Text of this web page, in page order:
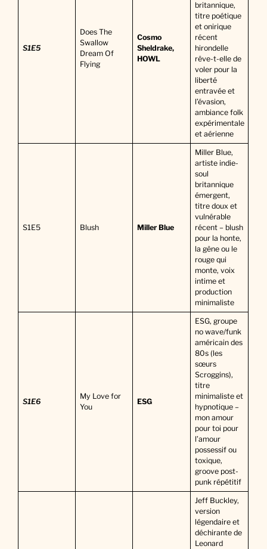
S1E5
Does The
Swallow
Dream Of
Flying
Cosmo
Sheldrake,
HOWL
britannique,
titre poétique
et onirique
récent
hirondelle
rêve-t-elle de
voler pour la
liberté
entravée et
l’évasion,
ambiance folk
expérimentale
et aérienne
S1E5 Blush Miller Blue
Miller Blue,
artiste indie-
soul
britannique
émergent,
titre doux et
vulnérable
récent – blush
pour la honte,
la gêne ou le
rouge qui
monte, voix
intime et
production
minimaliste
S1E6
My Love for
You
ESG
ESG, groupe
no wave/funk
américain des
80s (les
sœurs
Scroggins),
titre
minimaliste et
hypnotique –
mon amour
pour toi pour
l’amour
possessif ou
toxique,
groove post-
punk répétitif
Jeff Buckley,
version
légendaire et
déchirante de
Leonard